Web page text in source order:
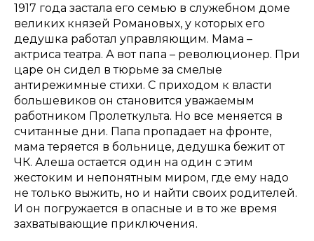
1917 года застала его семью в служебном доме
великих князей Романовых, у которых его
дедушка работал управляющим. Мама –
актриса театра. А вот папа – революционер. При
царе он сидел в тюрьме за смелые
антирежимные стихи. С приходом к власти
большевиков он становится уважаемым
работником Пролеткульта. Но все меняется в
считанные дни. Папа пропадает на фронте,
мама теряется в больнице, дедушка бежит от
ЧК. Алеша остается один на один с этим
жестоким и непонятным миром, где ему надо
не только выжить, но и найти своих родителей.
И он погружается в опасные и в то же время
захватывающие приключения.